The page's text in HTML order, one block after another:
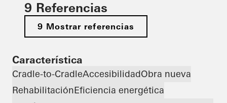
9 Referencias
9 Mostrar referencias
Característica
Cradle-to-CradleAccesibilidadObra nueva
RehabilitaciónEficiencia energética